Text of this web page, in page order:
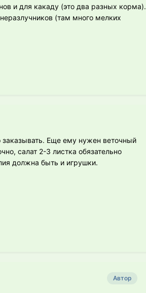
и для какаду (это два разных корма).
(там много мелких
Еще ему нужен веточный
салат 2-3 листка обязательно
должна быть и игрушки.
Автор